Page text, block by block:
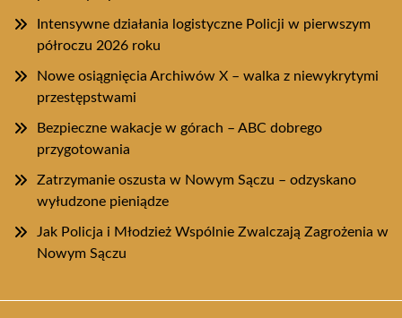
Intensywne działania logistyczne Policji w pierwszym
półroczu 2026 roku
Nowe osiągnięcia Archiwów X – walka z niewykrytymi
przestępstwami
Bezpieczne wakacje w górach – ABC dobrego
przygotowania
Zatrzymanie oszusta w Nowym Sączu – odzyskano
wyłudzone pieniądze
Jak Policja i Młodzież Wspólnie Zwalczają Zagrożenia w
Nowym Sączu